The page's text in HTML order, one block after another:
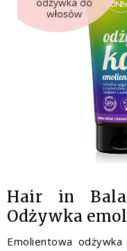
Hair in
Odżywka
Emolientowa